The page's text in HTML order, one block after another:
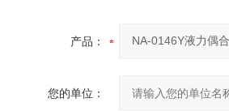
产品：
您的单位：